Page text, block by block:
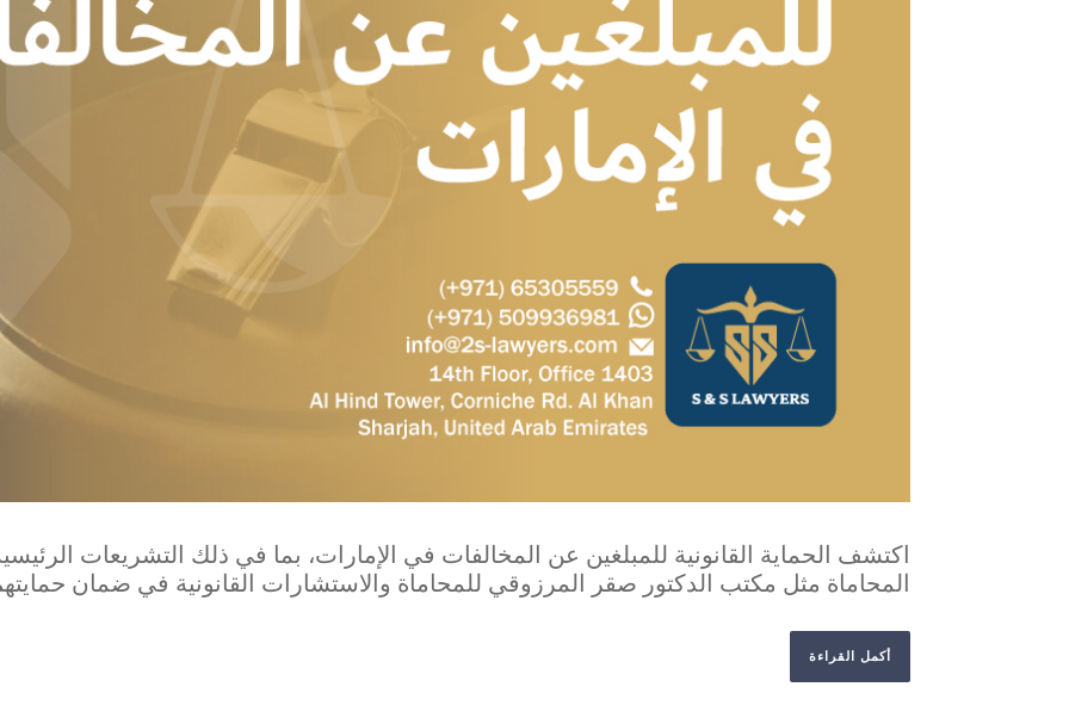
اكتشف الحماية القانونية للمبلغين عن المخالفات في الإمارات، بما في ذلك التشريعات
المحاماة مثل مكتب الدكتور صقر المرزوقي للمحاماة والاستشارات القانونية في ضمان
أكمل القراءة